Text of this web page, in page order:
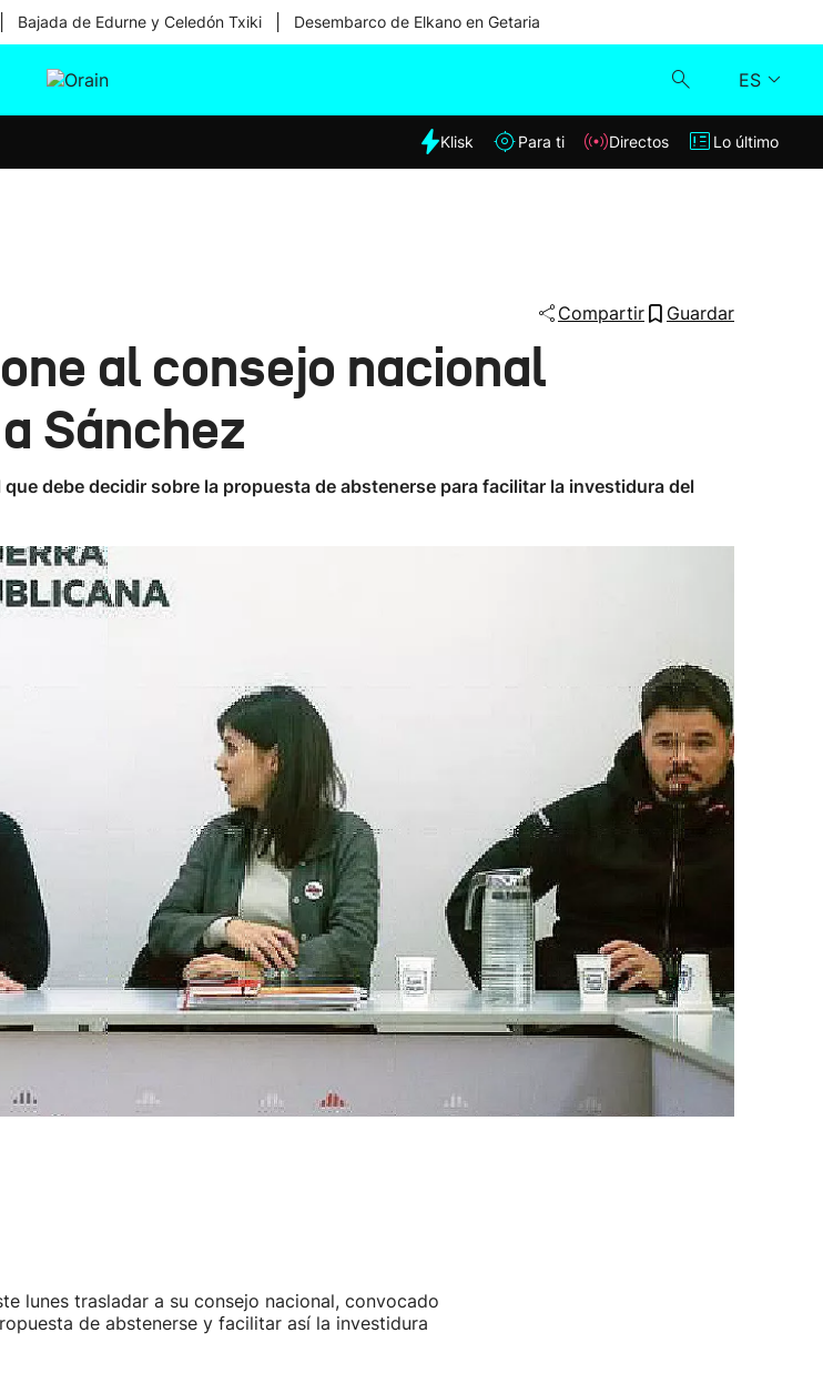
Bajada de Edurne y Celedón Txiki Desembarco de Elkano en Getaria
ES
Klisk
Klisk Para ti Directos Lo último
Compartir Guardar
al consejo nacional
Sánchez
debe decidir sobre la propuesta de abstenerse para facilitar la investidura del
lunes trasladar a su consejo nacional, convocado
de abstenerse y facilitar así la investidura